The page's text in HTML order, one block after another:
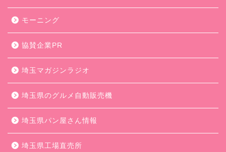
モーニング
協賛企業PR
埼玉マガジンラジオ
埼玉県のグルメ自動販売機
埼玉県パン屋さん情報
埼玉県工場直売所